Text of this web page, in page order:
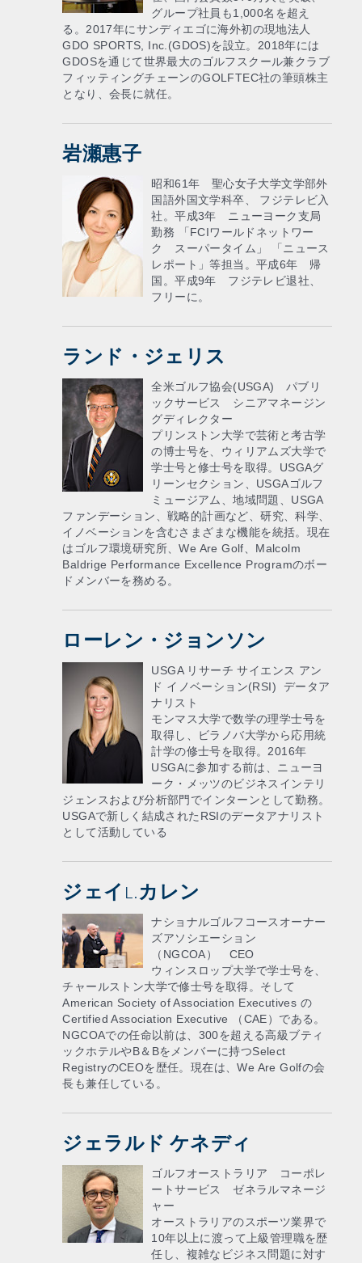
グループ社員も1,000名を超え
る。2017年にサンディエゴに海外初の現地法人
GDO SPORTS, Inc.(GDOS)を設立。2018年には
GDOSを通じて世界最大のゴルフスクール兼クラブ
フィッティングチェーンのGOLFTEC社の筆頭株主
となり、会長に就任。
岩瀬惠子
昭和61年 聖心女子大学文学部外
国語外国文学科卒、 フジテレビ入
社。平成3年 ニューヨーク支局
勤務 「FCIワールドネットワー
ク スーパータイム」 「ニュース
レポート」等担当。平成6年 帰
国。平成9年 フジテレビ退社、
フリーに。
ランド・ジェリス
全米ゴルフ協会(USGA) パブリ
ックサービス シニアマネージン
グディレクター
プリンストン大学で芸術と考古学
の博士号を、ウィリアムズ大学で
学士号と修士号を取得。USGAグ
リーンセクション、USGAゴルフ
ミュージアム、地域問題、USGA
ファンデーション、戦略的計画など、研究、科学、
イノベーションを含むさまざまな機能を統括。現在
はゴルフ環境研究所、We Are Golf、Malcolm
Baldrige Performance Excellence Programのボー
ドメンバーを務める。
ローレン・ジョンソン
USGA リサーチ サイエンス アン
ド イノベーション(RSI) データア
ナリスト
モンマス大学で数学の理学士号を
取得し、ビラノバ大学から応用統
計学の修士号を取得。2016年
USGAに参加する前は、ニューヨ
ーク・メッツのビジネスインテリ
ジェンスおよび分析部門でインターンとして勤務。
USGAで新しく結成されたRSIのデータアナリスト
として活動している
ジェイL.カレン
ナショナルゴルフコースオーナー
ズアソシエーション
（NGCOA） CEO
ウィンスロップ大学で学士号を、
チャールストン大学で修士号を取得。そして
American Society of Association Executives の
Certified Association Executive （CAE）である。
NGCOAでの任命以前は、300を超える高級ブティ
ックホテルやB＆Bをメンバーに持つSelect
RegistryのCEOを歴任。現在は、We Are Golfの会
長も兼任している。
ジェラルド ケネディ
ゴルフオーストラリア コーポレ
ートサービス ゼネラルマネージ
ャー
オーストラリアのスポーツ業界で
10年以上に渡って上級管理職を歴
任し、複雑なビジネス問題に対す